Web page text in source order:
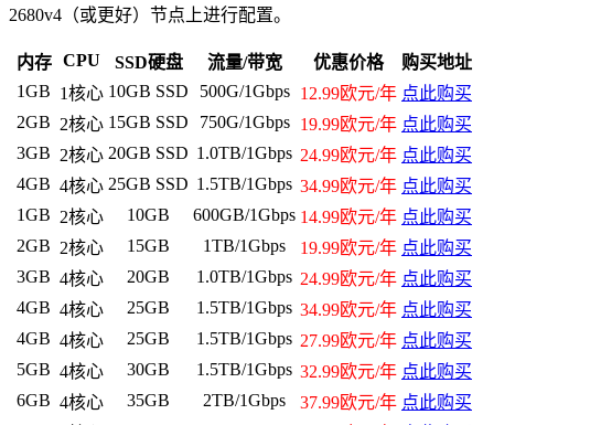
2680v4（或更好）节点上进行配置。
内存 CPU SSD硬盘 流量/带宽 优惠价格
购买地址
1GB 1核心 10GB SSD 500G/1Gbps 12.99欧元/年 点此购买
2GB 2核心 15GB SSD 750G/1Gbps 19.99欧元/年 点此购买
3GB 2核心 20GB SSD 1.0TB/1Gbps 24.99欧元/年 点此购买
4GB 4核心 25GB SSD 1.5TB/1Gbps 34.99欧元/年 点此购买
1GB 2核心 10GB 600GB/1Gbps 14.99欧元/年 点此购买
2GB 2核心 15GB 1TB/1Gbps 19.99欧元/年 点此购买
3GB 4核心 20GB 1.0TB/1Gbps 24.99欧元/年 点此购买
4GB 4核心 25GB 1.5TB/1Gbps 34.99欧元/年 点此购买
4GB 4核心 25GB 1.5TB/1Gbps 27.99欧元/年 点此购买
5GB 4核心 30GB 1.5TB/1Gbps 32.99欧元/年 点此购买
6GB 4核心 35GB 2TB/1Gbps 37.99欧元/年 点此购买